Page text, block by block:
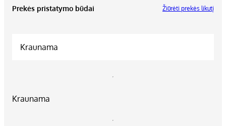
Prekės pristatymo būdai Žiūrėti prekės likutį
Kraunama
Kraunama